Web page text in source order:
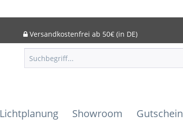
Versandkostenfrei ab 50€ (in DE)
Lichtplanung Showroom Gutschein